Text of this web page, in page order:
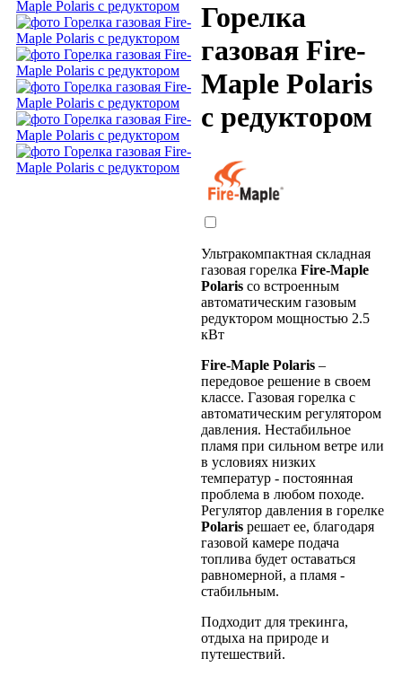
Горелка
газовая Fire-
Maple Polaris
с редуктором
Ультракомпактная складная
газовая горелка Fire-Maple
Polaris со встроенным
автоматическим газовым
редуктором мощностью 2.5
кВт
Fire-Maple Polaris –
передовое решение в своем
классе. Газовая горелка с
автоматическим регулятором
давления. Нестабильное
пламя при сильном ветре или
в условиях низких
температур - постоянная
проблема в любом походе.
Регулятор давления в горелке
Polaris решает ее, благодаря
газовой камере подача
топлива будет оставаться
равномерной, а пламя -
стабильным.
Подходит для трекинга,
отдыха на природе и
путешествий.